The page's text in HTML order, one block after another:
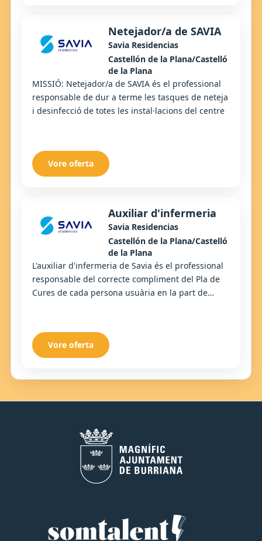
Netejador/a de SAVIA
Savia Residencias
Castellón de la Plana/Castelló
de la Plana
MISSIÓ: Netejador/a de SAVIA és el professional
responsable de dur a terme les tasques de neteja
i desinfecció de totes les instal·lacions del centre
Vore oferta
Auxiliar d'infermeria
Savia Residencias
Castellón de la Plana/Castelló
de la Plana
L'auxiliar d'infermeria de Savia és el professional
responsable del correcte compliment del Pla de
Cures de cada persona usuària en la part de
Vore oferta